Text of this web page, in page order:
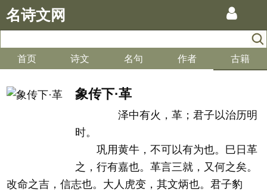
名诗文网
首页 诗文 名句 作者 古籍
象传下·革
泽中有火，革；君子以治历明
时。
巩用黄牛，不可以有为也。巳日革
之，行有嘉也。革言三就，又何之矣。
改命之吉，信志也。大人虎变，其文炳也。君子豹